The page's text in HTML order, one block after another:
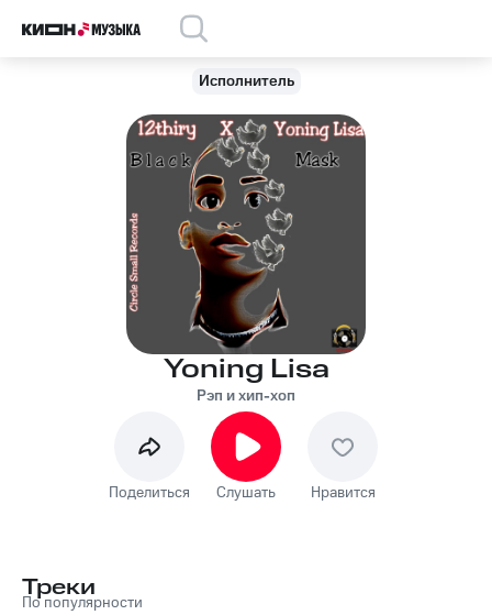
Исполнитель
Yoning Lisa
Рэп и хип-хоп
Поделиться Слушать Нравится
Треки
По популярности